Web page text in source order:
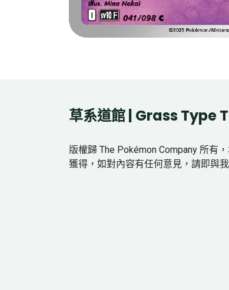
草系道館 | Grass Type
版權歸 The Pokémon Company 所有
獲得，如對內容有任何意見，請即與